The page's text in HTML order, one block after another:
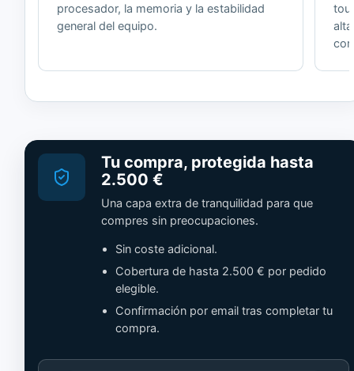
procesador, la memoria y la estabilidad
general del equipo.
Tu compra, protegida hasta
2.500 €
Una capa extra de tranquilidad para que
compres sin preocupaciones.
Sin coste adicional.
Cobertura de hasta 2.500 € por pedido
elegible.
Confirmación por email tras completar tu
compra.